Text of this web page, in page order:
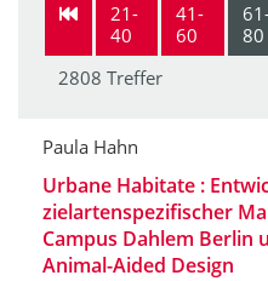
21-
40
41-
60
80
2808 Treffer
Paula Hahn
Urbane Habitate :
zielartenspezifischer
Campus Dahlem Berlin
Animal-Aided Design